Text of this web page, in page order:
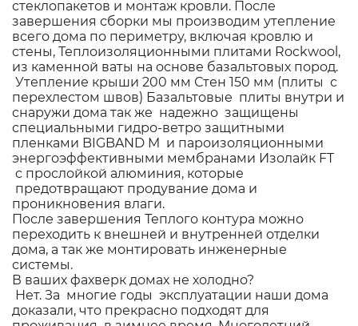
стеклопакетов и монтаж кровли. После
завершения сборки мы производим утепление
всего дома по периметру, включая кровлю и
стены, Теплоизоляционными плитами Rockwool,
из каменной ваты на основе базальтовых пород.
Утепление крыши 200 мм Стен 150 мм (плиты с
перехлестом швов) Базальтовые плиты внутри и
снаружи дома так же надежно защищены
специальными гидро-ветро защитными
пленками BIGBAND M и пароизоляционными
энергоэффективными мембранами Изолайк FT
с прослойкой алюминия, которые
предотвращают продувание дома и
проникновения влаги.
После завершения Теплого контура можно
переходить к внешней и внутренней отделки
дома, а так же монтировать инженерные
системы.
В ваших фахверк домах не холодно?
Нет. За многие годы эксплуатации наши дома
доказали, что прекрасно подходят для